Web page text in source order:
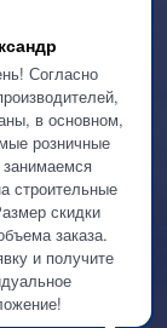
Согласно
в основном,
розничные
строительные
скидки
заказа.
и получите